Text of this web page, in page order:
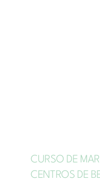
CURSO DE
CENTROS DE